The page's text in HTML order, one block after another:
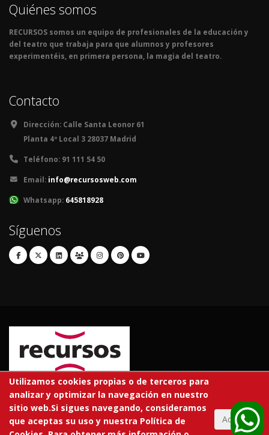
Quiénes somos
RECURSOS somos un equipo de profesionales de la educación y
del teatro que trabaja para que alumnos y profesores
experimentéis, en primera persona, la magia del teatro.
Contacto
Dirección: Calle Santa Leonor 61
Planta 4º Local 3 28037 Madrid
Teléfono: 91 111 54 50
Email: info@recursosweb.com
Whatsapp: 645818928
Síguenos
© 2026 RECURSOS EDUCATIVOS S.L.
Todos los derechos reservados.
Utilizamos cookies propias o de terceros para
analizar y optimizar la navegación en nuestro
sitio web.Si sigues navegando, consideramos
que aceptas su uso y nuestra Política de
Aceptar